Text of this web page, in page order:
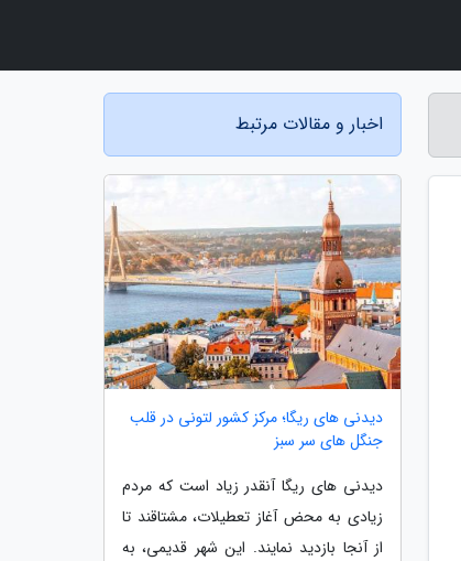
اخبار و مقالات مرتبط
دیدنی های ریگا؛ مرکز کشور لتونی در قلب
جنگل های سر سبز
دیدنی های ریگا آنقدر زیاد است که مردم
زیادی به محض آغاز تعطیلات، مشتاقند تا
از آنجا بازدید نمایند. این شهر قدیمی، به